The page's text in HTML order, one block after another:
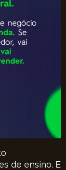
de ensino. E